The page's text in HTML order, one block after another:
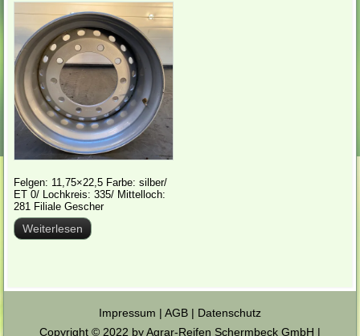
Felgen: 11,75×22,5 Farbe: silber/
ET 0/ Lochkreis: 335/ Mittelloch:
281 Filiale Gescher
Weiterlesen
Impressum | AGB | Datenschutz
Copyright © 2022 by Agrar-Reifen Schermbeck GmbH |